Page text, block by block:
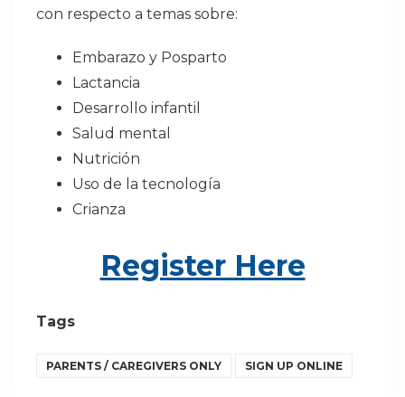
Home
WhatWe Do
Why We Do It
Take
About Us
con respecto a temas sobre:
Embarazo y Posparto
Lactancia
Desarrollo infantil
Salud mental
Nutrición
Uso de la tecnología
Crianza
Register Here
Tags
PARENTS / CAREGIVERS ONLY SIGN UP ONLINE